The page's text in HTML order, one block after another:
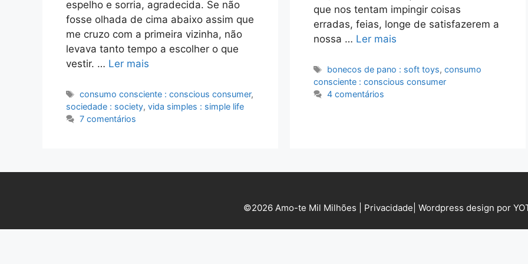
espelho e sorria, agradecida. Se não
fosse olhada de cima abaixo assim que
me cruzo com a primeira vizinha, não
levava tanto tempo a escolher o que
vestir. … Ler mais
Etiquetas
consumo consciente : conscious consumer,
sociedade : society, vida simples : simple life
7 comentários
que nos tentam impingir coisas
erradas, feias, longe de satisfazerem a
nossa … Ler mais
Etiquetas
bonecos de pano : soft toys,consumo
consciente : conscious consumer
4 comentários
©2026 Amo-te Mil Milhões | Privacidade Wordpress design por